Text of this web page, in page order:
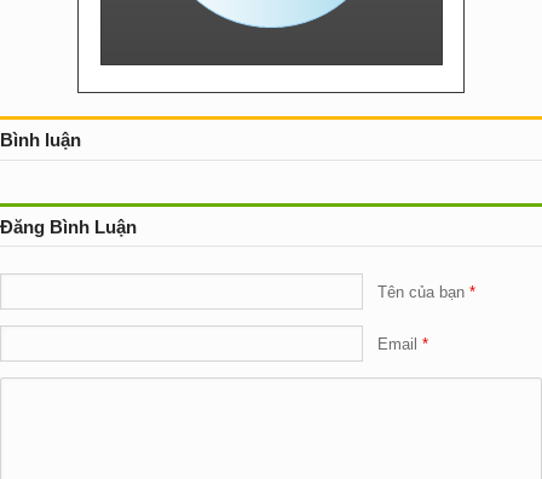
Bình luận
Đăng Bình Luận
Tên của bạn
Email